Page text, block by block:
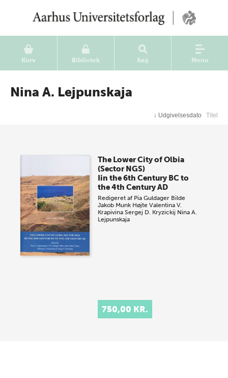
Kurv Bibliotek Søg Menu
Nina A. Lejpunskaja
↓ Udgivelsesdato Titel
The Lower City of Olbia
(Sector NGS)
Iin the 6th Century BC to
the 4th Century AD
Redigeret af Pia Guldager Bilde
Jakob Munk Højte Valentina V.
Krapivina Sergej D. Kryzickij Nina A.
Lejpunskaja
750,00 KR.